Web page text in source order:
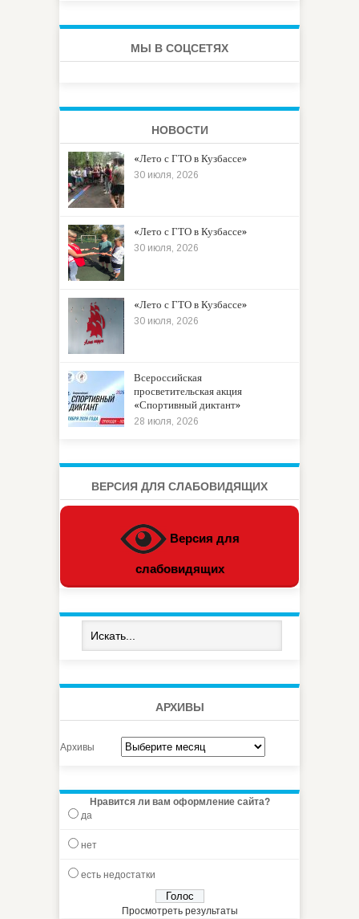
МЫ В СОЦСЕТЯХ
НОВОСТИ
«Лето с ГТО в Кузбассе»
30 июля, 2026
«Лето с ГТО в Кузбассе»
30 июля, 2026
«Лето с ГТО в Кузбассе»
30 июля, 2026
Всероссийская
просветительская акция
«Спортивный диктант»
28 июля, 2026
ВЕРСИЯ ДЛЯ СЛАБОВИДЯЩИХ
Версия для
слабовидящих
АРХИВЫ
Архивы
Нравится ли вам оформление сайта?
да
нет
есть недостатки
Просмотреть результаты